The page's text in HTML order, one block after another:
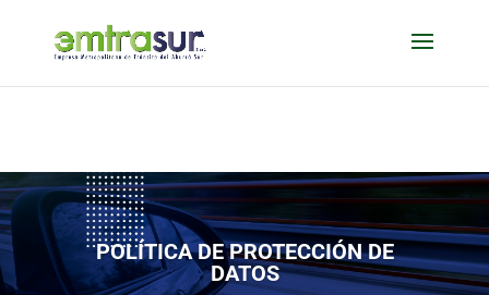
POLÍTICA DE PROTECCIÓN DE
DATOS